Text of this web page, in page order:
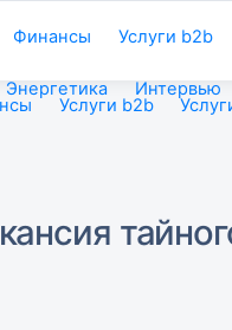
Финансы Услуги b2b
Энергетика Интервью
Услуги b2b